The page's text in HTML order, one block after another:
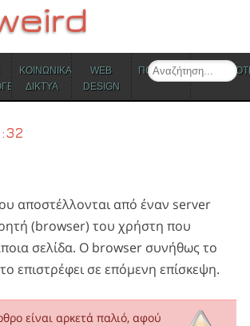
Search
ΚΟΙΝΩΝΙΚΑ
ΔΙΚΤΥΑ
WEB
DESIGN
ΠΟΛΙΤΙΣΜΟΣ
αποστέλλονται από έναν server
(browser) του χρήστη που
σελίδα. Ο browser συνήθως το
επιστρέφει σε επόμενη επίσκεψη.
είναι αρκετά παλιό, αφού